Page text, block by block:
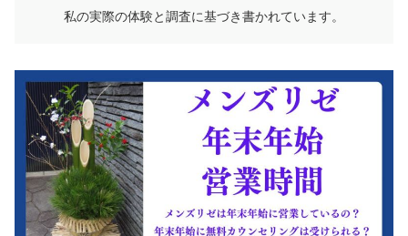
私の実際の体験と調査に基づき書かれています。